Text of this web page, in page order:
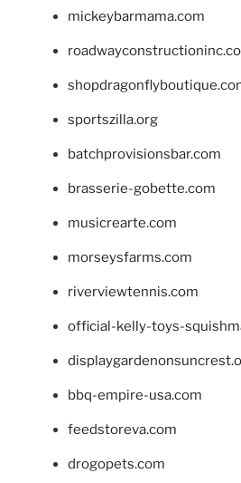
mickeybarmama.com
sportszilla.org
batchprovisionsbar.com
brasserie-gobette.com
musicrearte.com
morseysfarms.com
riverviewtennis.com
official-kelly-toys-
bbq-empire-usa.com
feedstoreva.com
drogopets.com